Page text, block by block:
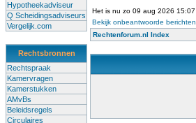
Hypotheekadviseur
Q Scheidingsadviseurs
Vergelijk.com
Rechtsbronnen
Rechtspraak
Kamervragen
Kamerstukken
AMvBs
Beleidsregels
Circulaires
Het is nu zo 09 aug 2026 15:07
Bekijk onbeantwoorde berichten
Rechtenforum.nl Index